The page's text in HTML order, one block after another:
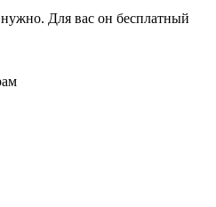
Для вас он бесплатный